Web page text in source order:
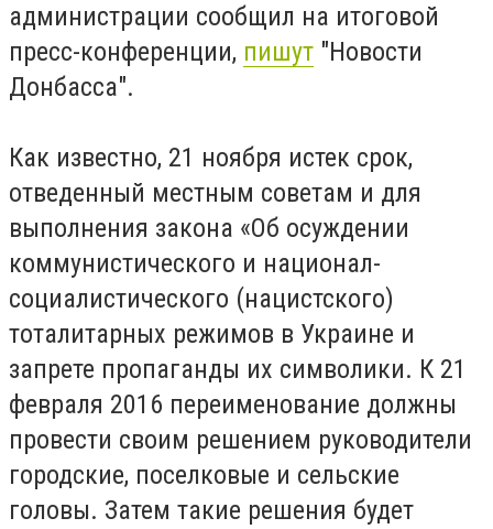
администрации сообщил на итоговой
пресс-конференции, пишут "Новости
Донбасса".
Как известно, 21 ноября истек срок,
отведенный местным советам и для
выполнения закона «Об осуждении
коммунистического и национал-
социалистического (нацистского)
тоталитарных режимов в Украине и
запрете пропаганды их символики. К 21
февраля 2016 переименование должны
провести своим решением руководители
городские, поселковые и сельские
головы. Затем такие решения будет